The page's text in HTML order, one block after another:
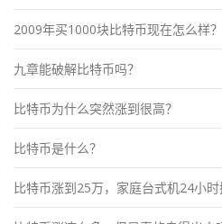
2009年买1000块比特币现在怎么样？
九章能破解比特币吗？
比特币为什么突然涨到很高？
比特币是什么？
比特币涨到25万，家庭台式机24小时